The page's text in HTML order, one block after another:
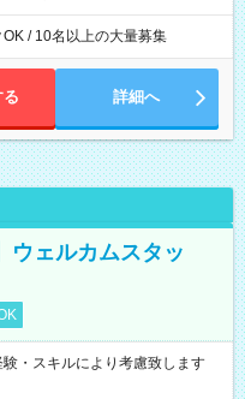
/ 10名以上の大量募集
る 詳細へ
ウェルカムスタッ
・スキルにより考慮致します